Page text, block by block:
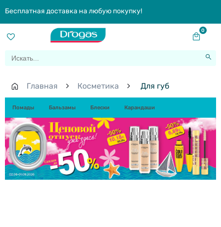
Бесплатная доставка на любую покупку!
0
Главная Косметика Для губ
Помады Бальзамы Блески Карандаши